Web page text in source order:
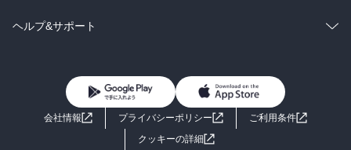
BL・TL
雑誌・グラビア
ラノベ
コミック
ライトノベル 男子向けラノベ
小説
ヘルプ&サポート
よくあるご質問 お問い合わせ
会社情報 プライバシーポリシー
ご利用条件
クッキーの詳細